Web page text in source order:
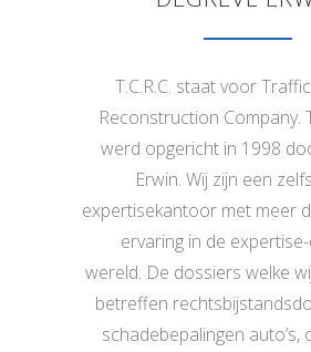
T.C.R.C. staat voor
Reconstruction Company.
werd opgericht in 1998
Erwin. Wij zijn een
expertisekantoor met meer
ervaring in de
wereld. De dossiers welke
betreffen
schadebepalingen auto’s,